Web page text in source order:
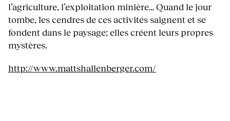
l’agriculture, l’exploitation minière… Quand le jour
tombe, les cendres de ces activités saignent et se
fondent dans le paysage; elles créent leurs propres
mystères.
http://www.mattshallenberger.com/